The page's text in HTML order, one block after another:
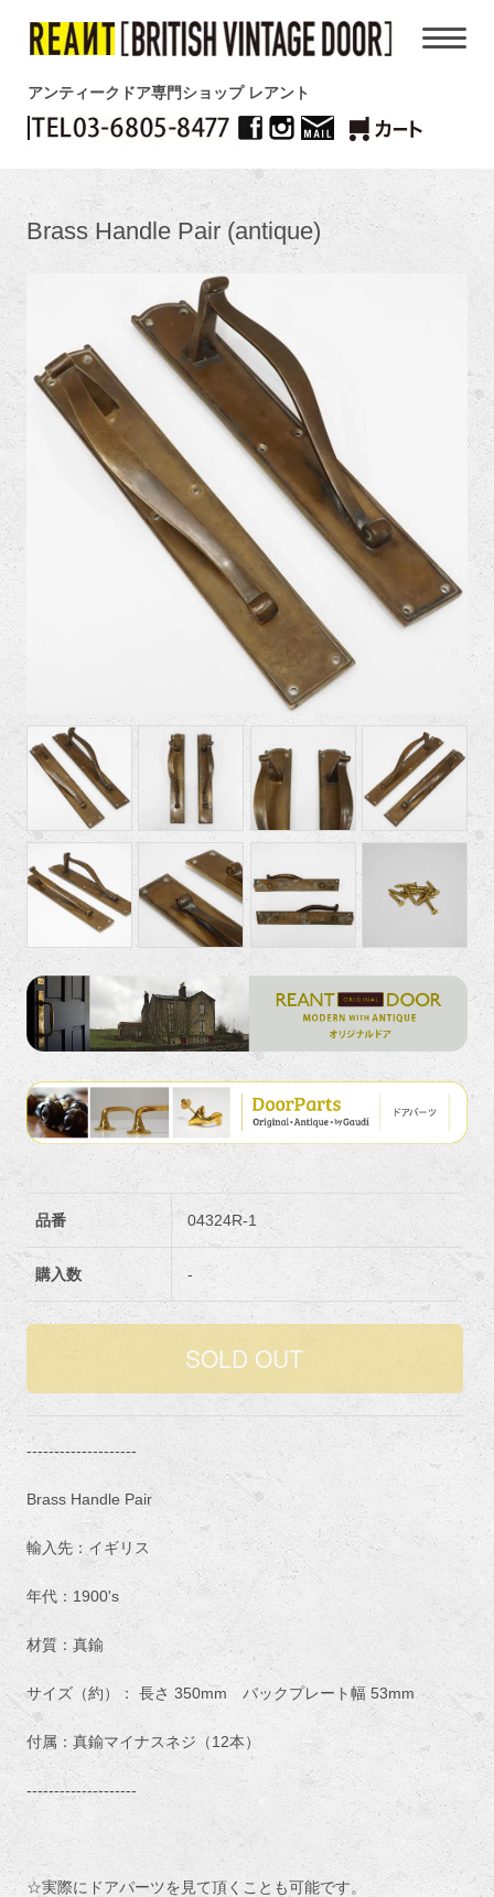
アンティークドア専門ショップ レアント
Brass Handle Pair (antique)
品番 04324R-1
購入数 -
--------------------
Brass Handle Pair
輸入先：イギリス
年代：1900's
材質：真鍮
サイズ（約）： 長さ 350mm バックプレート幅 53mm
付属：真鍮マイナスネジ（12本）
--------------------
☆実際にドアパーツを見て頂くことも可能です。